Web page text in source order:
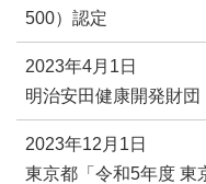
500）認定
2023年4月1日
明治安田健康開発財
2023年12月1日
東京都「令和5年度 東